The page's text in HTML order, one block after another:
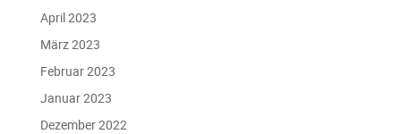
April 2023
März 2023
Februar 2023
Januar 2023
Dezember 2022